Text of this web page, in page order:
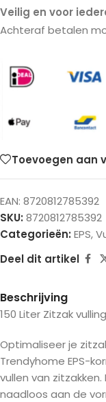
Veilig en voor
Achteraf betalen
Toevoegen aan
EAN: 8720812785392
SKU: 8720812785392
Categorieën: EPS,
Deel dit artikel
Beschrijving
150 Liter Zitzak
Optimaliseer je
Trendyhome EPS-
vullen van
naadloos aan de